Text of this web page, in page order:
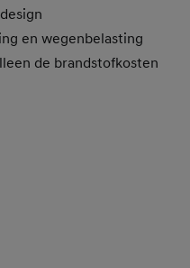
en wegenbelasting
de brandstofkosten